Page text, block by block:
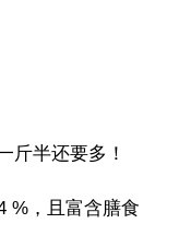
斤半还要多！
%，且富含膳食